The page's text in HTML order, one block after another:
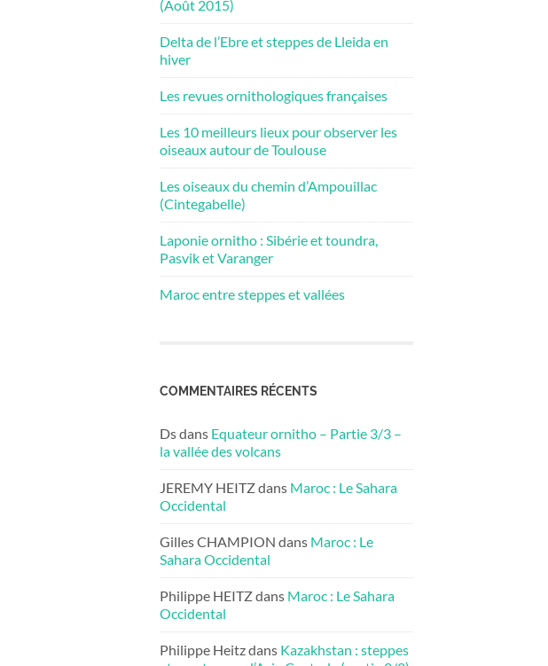
(Août 2015)
Delta de l’Ebre et steppes de Lleida en
hiver
Les revues ornithologiques françaises
Les 10 meilleurs lieux pour observer les
oiseaux autour de Toulouse
Les oiseaux du chemin d’Ampouillac
(Cintegabelle)
Laponie ornitho : Sibérie et toundra,
Pasvik et Varanger
Maroc entre steppes et vallées
COMMENTAIRES RÉCENTS
Dsdans Equateur ornitho – Partie 3/3 –
la vallée des volcans
JEREMY HEITZdans Maroc : Le Sahara
Occidental
Gilles CHAMPION dans Maroc : Le
Sahara Occidental
Philippe HEITZdans Maroc : Le Sahara
Occidental
Philippe Heitzdans Kazakhstan : steppes